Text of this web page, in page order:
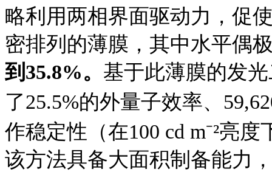
略利用两相界面驱动力，促
密排列的薄膜，其中水平偶
到 35.8%。 基于此薄膜的发
了25.5%的外量子效率、
作稳定性（在100 cd m⁻²亮
该方法具备大面积制备能力